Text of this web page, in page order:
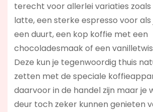
terecht voor allerlei variaties
latte, een sterke espresso voor als
een duurt, een kop koffie met een
chocoladesmaak of een
Deze kun je tegenwoordig thuis
zetten met de speciale
daarvoor in de handel zijn maar je
deur toch zeker kunnen genieten